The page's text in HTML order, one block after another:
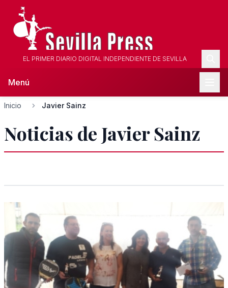
EL PRIMER DIARIO DIGITAL INDEPENDIENTE DE SEVILLA
Menú
Inicio Javier Sainz
Noticias de Javier Sainz